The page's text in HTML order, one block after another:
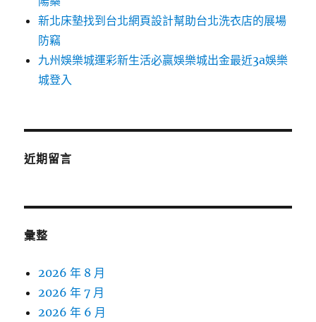
新北床墊找到台北網頁設計幫助台北洗衣店的展場
防竊
九州娛樂城運彩新生活必贏娛樂城出金最近3a娛樂
城登入
近期留言
彙整
2026 年 8 月
2026 年 7 月
2026 年 6 月